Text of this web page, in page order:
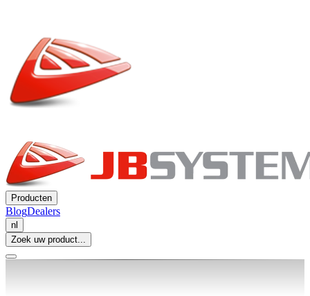
Producten
BlogDealers
nl
Zoek uw product...